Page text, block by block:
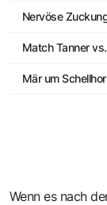
Nervöse
Match Tanner
Mär um
Wenn es nach